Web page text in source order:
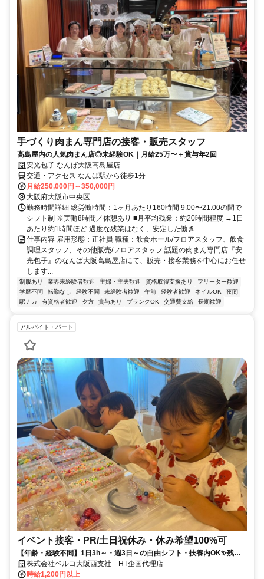
手づくり肉まん専門店の接客・販売スタッフ
高島屋内の人気肉まん店◎未経験OK｜月給25万〜＋賞与年2回
安光包子 なんば大阪高島屋店
交通・アクセス なんば駅から徒歩1分
月給250,000円～350,000円
大阪府大阪市中央区
勤務時間詳細 総労働時間：1ヶ月あたり160時間 9:00〜21:00の間で
シフト制 ※実働8時間／休憩あり ■月平均残業：約20時間程度 →1日
あたり約1時間ほど 過度な残業はなく、安定した働き...
仕事内容 雇用形態：正社員 職種：飲食ホール/フロアスタッフ、飲食
調理スタッフ、その他販売/フロアスタッフ 話題の肉まん専門店『安
光包子』のなんば大阪高島屋店にて、販売・接客業務を中心にお任せ
します...
制服あり 業界未経験者歓迎 主婦・主夫歓迎 資格取得支援あり
フリーター歓迎
学歴不問
転勤なし 経験不問 未経験者歓迎 午前 経験者歓迎 ネイルOK
夜間
駅ナカ
有資格者歓迎 夕方 賞与あり ブランクOK 交通費支給 長期歓迎
アルバイト・パート
イベント接客・PR/土日祝休み・休み希望100%可
【年齢・経験不問】1日3h～・週3日～の自由シフト・扶養内OK✨残業
なし定時ぴったり退社◎無理なく家事・子育て両立可「お話し好き」が
活かせる仕事です♪
株式会社ベルコ大阪西支社 HT企画代理店
時給1,200円以上